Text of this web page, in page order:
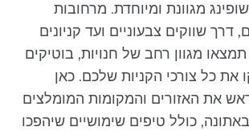
מגוונת ומיוחדת. מרחובות
שווקים צבעוניים ועד קניונים
מגוון רחב של חנויות, בוטיקים
את כל צורכי הקניות שלכם. כאן
את האזורים והמקומות המומלצים
כולל טיפים שימושיים שיהפכו